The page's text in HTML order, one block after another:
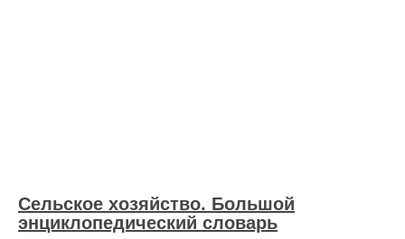
Сельское хозяйство. Большой
энциклопедический словарь